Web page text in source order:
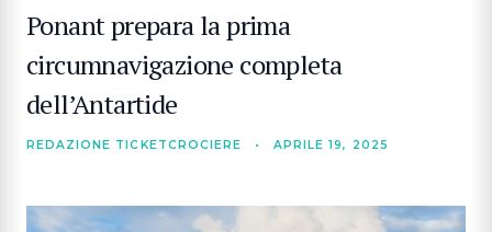
Ponant prepara la prima
circumnavigazione completa
dell’Antartide
REDAZIONE TICKETCROCIERE • APRILE 19, 2025